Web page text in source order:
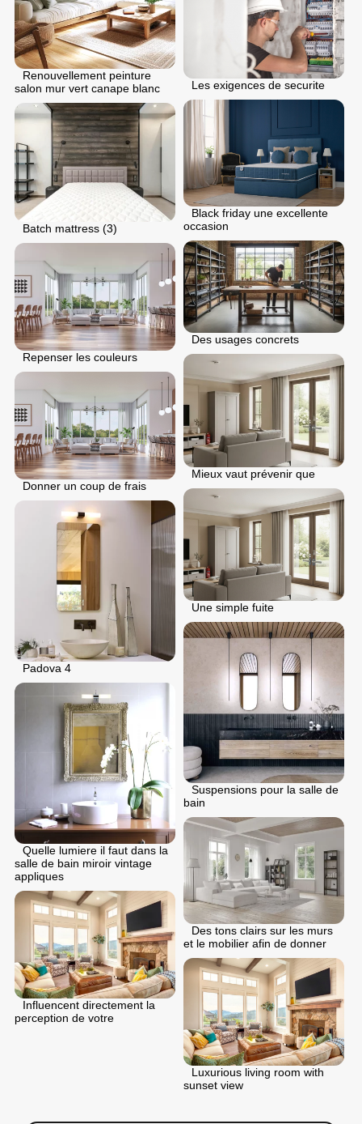
Renouvellement peinture
salon mur vert canape blanc
Les exigences de securite
Black friday une excellente
occasion
Batch mattress (3)
Des usages concrets
Repenser les couleurs
Mieux vaut prévenir que
Donner un coup de frais
Une simple fuite
Padova 4
Suspensions pour la salle de
bain
Quelle lumiere il faut dans la
salle de bain miroir vintage
appliques
Des tons clairs sur les murs
et le mobilier afin de donner
Influencent directement la
perception de votre
Luxurious living room with
sunset view